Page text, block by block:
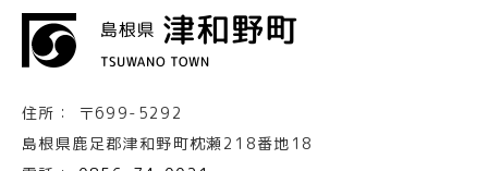
住所：
〒699-5292
島根県鹿足郡津和野町枕瀬218番地18